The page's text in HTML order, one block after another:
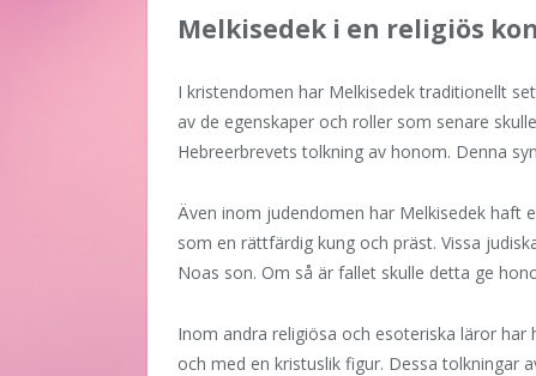
Melkisedek i en religiös
I kristendomen har Melkisedek traditionellt
av de egenskaper och roller som senare
Hebreerbrevets tolkning av honom. Denna
Även inom judendomen har Melkisedek haft
som en rättfärdig kung och präst. Vissa
Noas son. Om så är fallet skulle detta ge
Inom andra religiösa och esoteriska läror har
och med en kristuslik figur. Dessa tolkningar